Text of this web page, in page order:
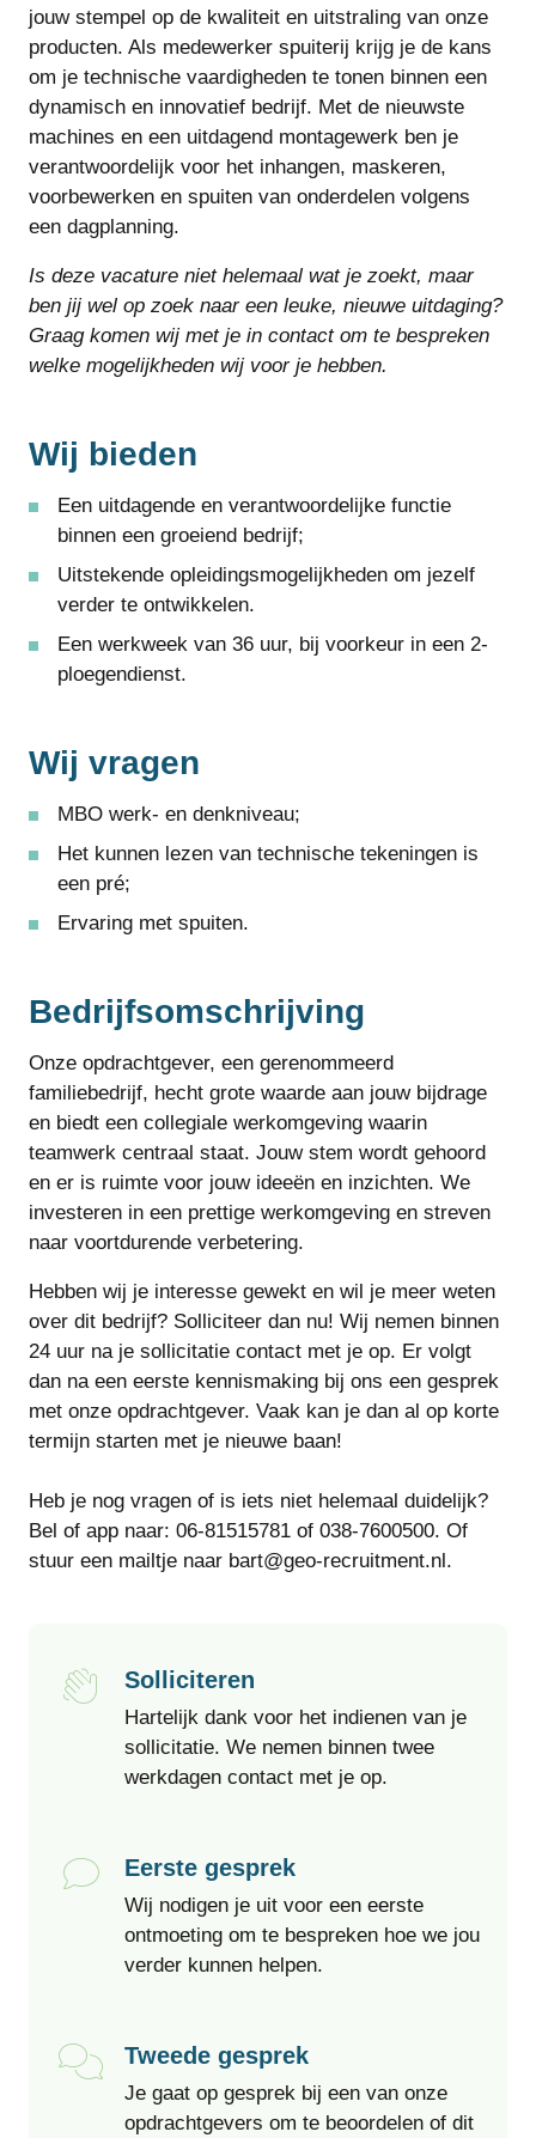
jouw stempel op de kwaliteit en uitstraling van onze
producten. Als medewerker spuiterij krijg je de kans
om je technische vaardigheden te tonen binnen een
dynamisch en innovatief bedrijf. Met de nieuwste
machines en een uitdagend montagewerk ben je
verantwoordelijk voor het inhangen, maskeren,
voorbewerken en spuiten van onderdelen volgens
een dagplanning.
Is deze vacature niet helemaal wat je zoekt, maar
ben jij wel op zoek naar een leuke, nieuwe uitdaging?
Graag komen wij met je in contact om te bespreken
welke mogelijkheden wij voor je hebben.
Wij bieden
Een uitdagende en verantwoordelijke functie
binnen een groeiend bedrijf;
Uitstekende opleidingsmogelijkheden om jezelf
verder te ontwikkelen.
Een werkweek van 36 uur, bij voorkeur in een 2-
ploegendienst.
Wij vragen
MBO werk- en denkniveau;
Het kunnen lezen van technische tekeningen is
een pré;
Ervaring met spuiten.
Bedrijfsomschrijving
Onze opdrachtgever, een gerenommeerd
familiebedrijf, hecht grote waarde aan jouw bijdrage
en biedt een collegiale werkomgeving waarin
teamwerk centraal staat. Jouw stem wordt gehoord
en er is ruimte voor jouw ideeën en inzichten. We
investeren in een prettige werkomgeving en streven
naar voortdurende verbetering.
Hebben wij je interesse gewekt en wil je meer weten
over dit bedrijf? Solliciteer dan nu! Wij nemen binnen
24 uur na je sollicitatie contact met je op. Er volgt
dan na een eerste kennismaking bij ons een gesprek
met onze opdrachtgever. Vaak kan je dan al op korte
termijn starten met je nieuwe baan!
Heb je nog vragen of is iets niet helemaal duidelijk?
Bel of app naar: 06-81515781 of 038-7600500. Of
stuur een mailtje naar bart@geo-recruitment.nl.
Solliciteren
Hartelijk dank voor het indienen van je
sollicitatie. We nemen binnen twee
werkdagen contact met je op.
Eerste gesprek
Wij nodigen je uit voor een eerste
ontmoeting om te bespreken hoe we jou
verder kunnen helpen.
Tweede gesprek
Je gaat op gesprek bij een van onze
opdrachtgevers om te beoordelen of dit